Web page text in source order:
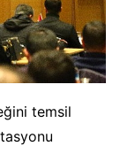
temsil